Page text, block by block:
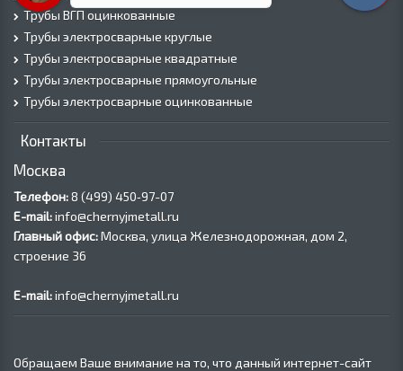
Трубы ВГП оцинкованные
Трубы электросварные круглые
Трубы электросварные квадратные
Трубы электросварные прямоугольные
Трубы электросварные оцинкованные
Контакты
Москва
Телефон:8 (499) 450‑97-07
E-mail:info@chernyjmetall.ru
Главный офис:Москва, улица Железнодорожная, дом 2,
строение 36
E-mail:info@chernyjmetall.ru
Обращаем Ваше внимание на то, что данный интернет-сайт